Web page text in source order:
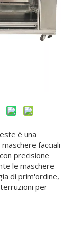
è una
facciali
precisione
le maschere
di prim'ordine,
per